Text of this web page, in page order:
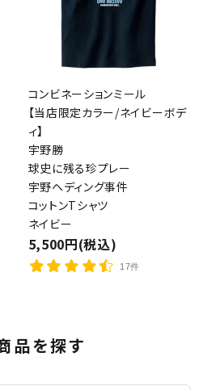
コンビネーションミール
【当店限定カラー/ネイビーボデ
ィ】
宇野勝
球史に残る珍プレー
宇野ヘディング事件
コットンTシャツ
ネイビー
5,500円(税込)
17件
品を探す